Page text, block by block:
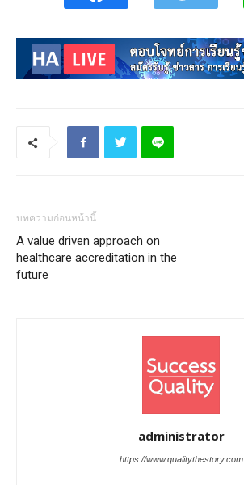
บทความก่อนหน้านี้
A value driven approach on
healthcare accreditation in the
future
administrator
https://www.qualitythestory.com